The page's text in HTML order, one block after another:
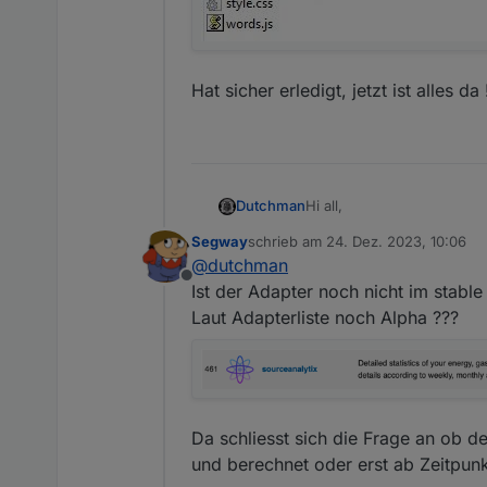
Hat sicher erledigt, jetzt ist alles da
DutchmanHi all,
Nach etwas länger er
Nach einigen intensiven
erfreut es mich
Nach Erwartung wird die
Bis dahin könnt ihr
Zusammen mit
Sollte ihr dennoch
Feuer die weitere
Siehe troubleshoot
den adapter testen
Das hilft in der
Offline
Segwayschrieb am 24. Dez. 2023, 10:06
zuletzt editiert von
@dutchman
Ist der Adapter noch nicht im
Laut Adapterliste noch Alpha ???
Da schliesst sich die Frage an ob
und berechnet oder erst ab